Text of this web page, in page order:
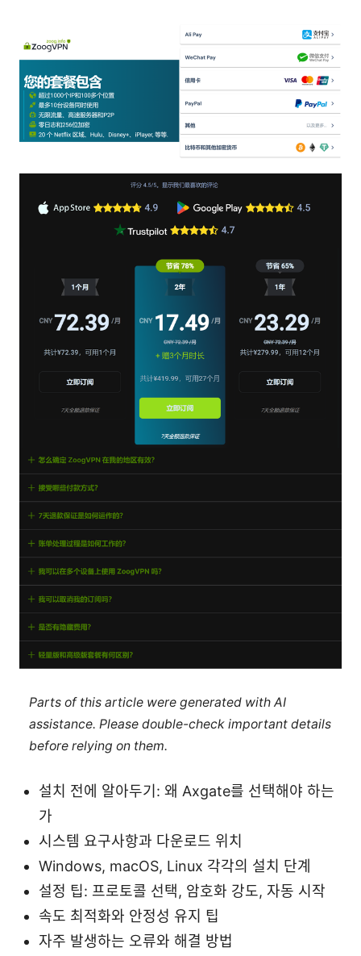
Parts of this article were generated with AI
assistance. Please double-check important details
before relying on them.
설치 전에 알아두기: 왜 Axgate를 선택해야 하는
가
시스템 요구사항과 다운로드 위치
Windows, macOS, Linux 각각의 설치 단계
설정 팁: 프로토콜 선택, 암호화 강도, 자동 시작
속도 최적화와 안정성 유지 팁
자주 발생하는 오류와 해결 방법